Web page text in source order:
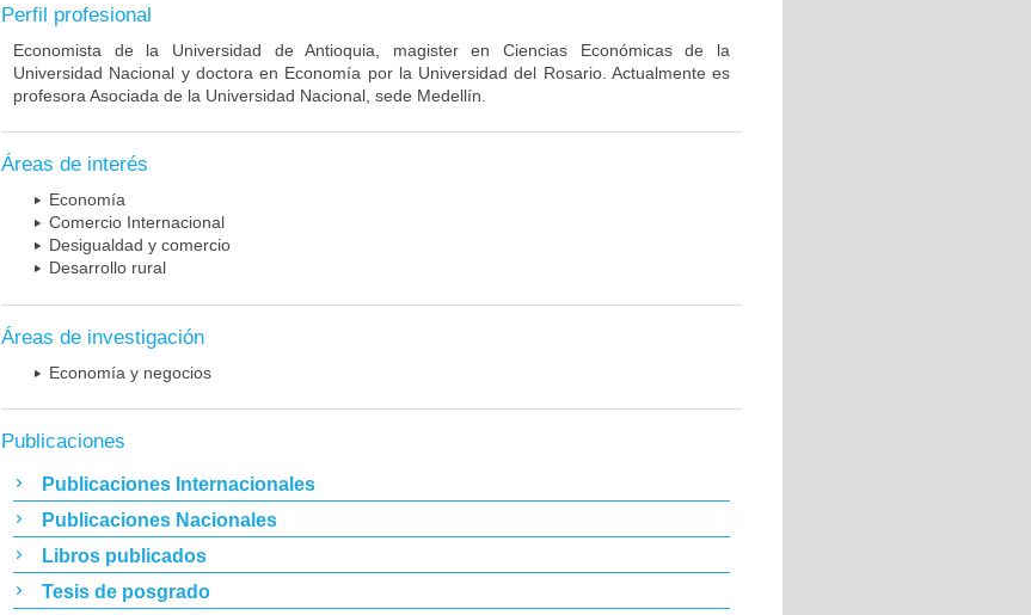
Perfil profesional
Economista de la Universidad de Antioquia, magister en Ciencias Económicas de la
Universidad Nacional y doctora en Economía por la Universidad del Rosario. Actualmente es
profesora Asociada de la Universidad Nacional, sede Medellín.
Áreas de interés
Economía
Comercio Internacional
Desigualdad y comercio
Desarrollo rural
Áreas de investigación
Economía y negocios
Publicaciones
Publicaciones Internacionales
Publicaciones Nacionales
Libros publicados
Tesis de posgrado